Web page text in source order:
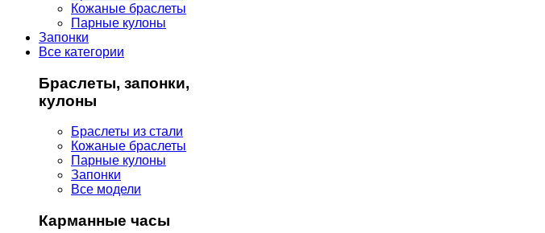
Кожаные браслеты
Парные кулоны
Запонки
Все категории
Браслеты, запонки,
кулоны
Браслеты из стали
Кожаные браслеты
Парные кулоны
Запонки
Все модели
Карманные часы